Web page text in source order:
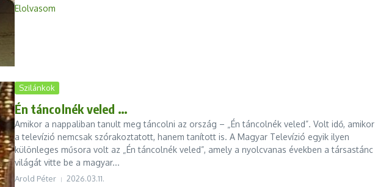
Elolvasom
Szilánkok
Én táncolnék veled …
Amikor a nappaliban tanult meg táncolni az ország – „Én táncolnék veled”. Volt idő, amikor
a televízió nemcsak szórakoztatott, hanem tanított is. A Magyar Televízió egyik ilyen
különleges műsora volt az „Én táncolnék veled”, amely a nyolcvanas években a társastánc
világát vitte be a magyar...
Arold Péter 2026.03.11.